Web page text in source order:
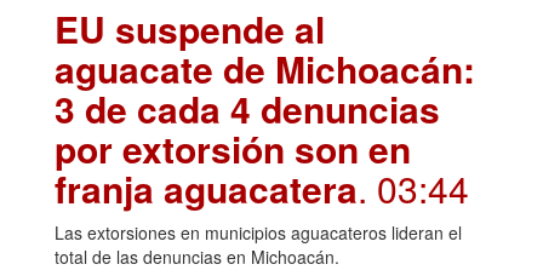
EU suspende al
aguacate de Michoacán:
3 de cada 4 denuncias
por extorsión son en
franja aguacatera. 03:44
Las extorsiones en municipios aguacateros lideran el
total de las denuncias en Michoacán.